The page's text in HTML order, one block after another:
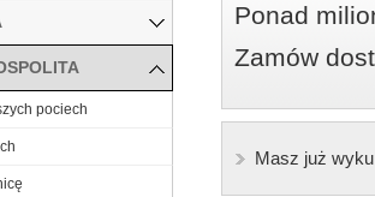
Ponad
Zamów
Masz już
pociech